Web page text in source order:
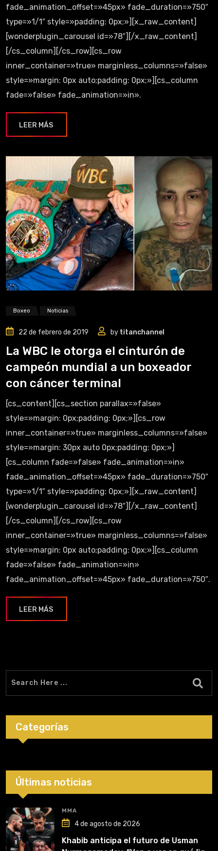
fade_animation_offset=»45px» fade_duration=»750″
type=»1/1″ style=»padding: 0px;»][x_raw_content]
[wonderplugin_carousel id=»78″][/x_raw_content]
[/cs_column][/cs_row][cs_row
inner_container=»true» marginless_columns=»false»
style=»margin: 0px auto;padding: 0px;»][cs_column
fade=»false» fade_animation=»in».
LEER MÁS
Boxeo Noticias
22 de febrero de 2019 by titanchannel
La WBC le otorga el cinturón de
campeón mundial a un boxeador
con cáncer terminal
[cs_content][cs_section parallax=»false»
style=»margin: 0px;padding: 0px;»][cs_row
inner_container=»true» marginless_columns=»false»
style=»margin: 30px auto 0px;padding: 0px;»]
[cs_column fade=»false» fade_animation=»in»
fade_animation_offset=»45px» fade_duration=»750″
type=»1/1″ style=»padding: 0px;»][x_raw_content]
[wonderplugin_carousel id=»78″][/x_raw_content]
[/cs_column][/cs_row][cs_row
inner_container=»true» marginless_columns=»false»
style=»margin: 0px auto;padding: 0px;»][cs_column
fade=»false» fade_animation=»in»
fade_animation_offset=»45px» fade_duration=»750″.
LEER MÁS
Categorías
Últimas noticias
MMA
4 de agosto de 2026
Khabib anticipa el futuro de Usman